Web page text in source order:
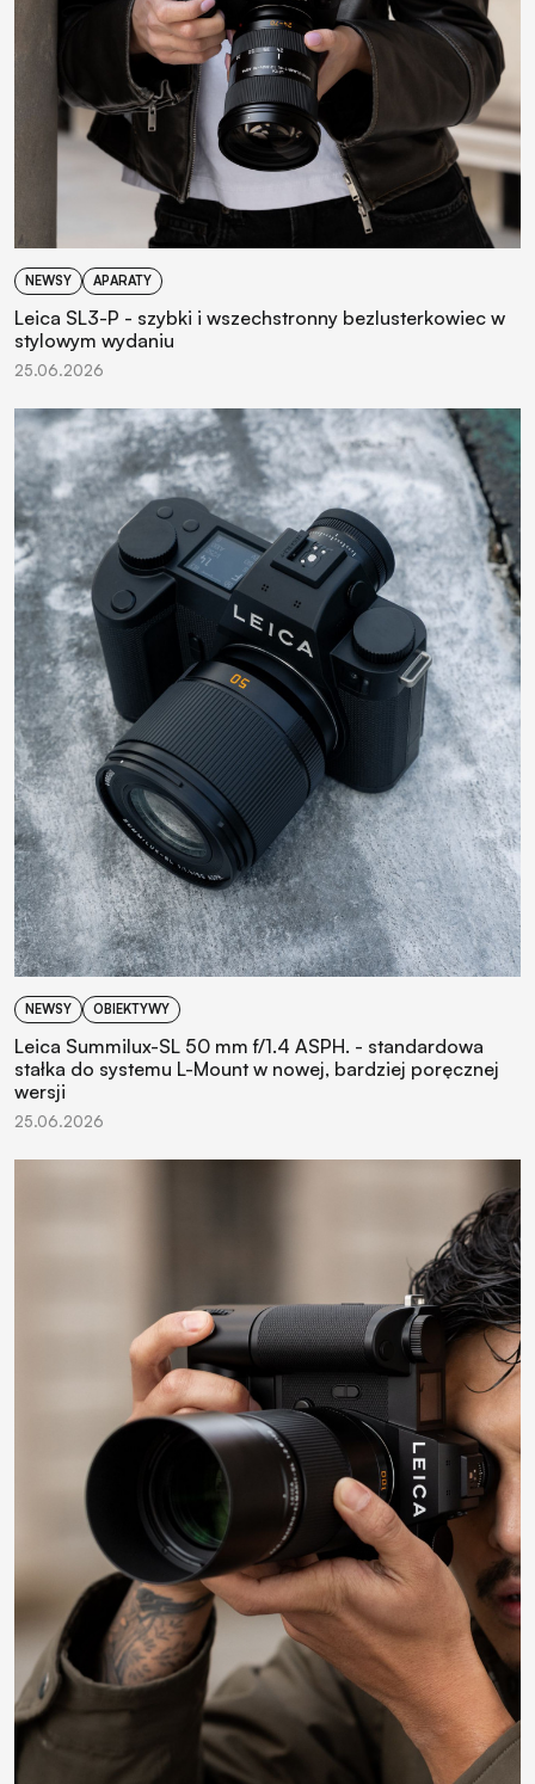
NEWSY APARATY
Leica SL3-P - szybki i wszechstronny bezlusterkowiec w
stylowym wydaniu
25.06.2026
NEWSY OBIEKTYWY
Leica Summilux-SL 50 mm f/1.4 ASPH. - standardowa
stałka do systemu L-Mount w nowej, bardziej poręcznej
wersji
25.06.2026